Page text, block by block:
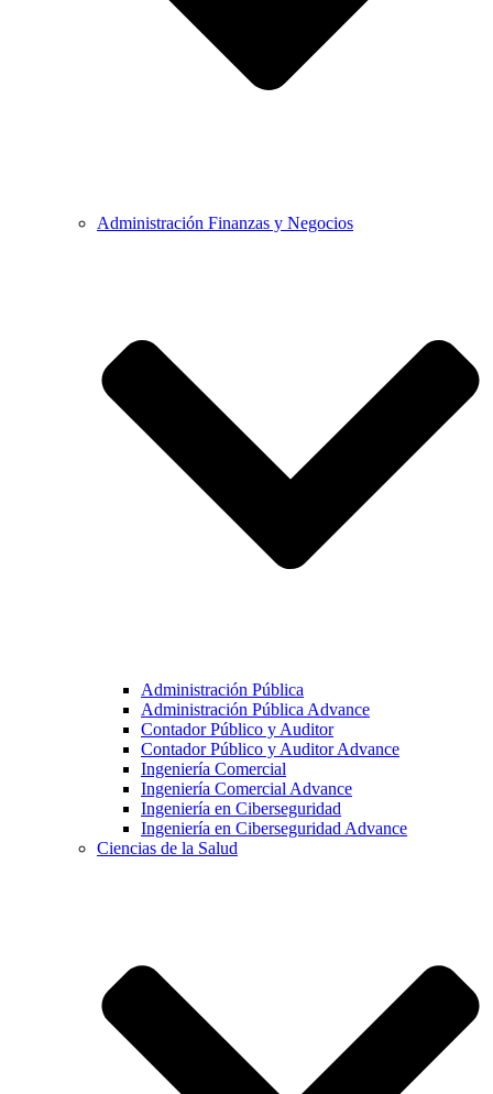
Administración Finanzas y Negocios
Administración Pública
Administración Pública Advance
Contador Público y Auditor
Contador Público y Auditor Advance
Ingeniería Comercial
Ingeniería Comercial Advance
Ingeniería en Ciberseguridad
Ingeniería en Ciberseguridad Advance
Ciencias de la Salud